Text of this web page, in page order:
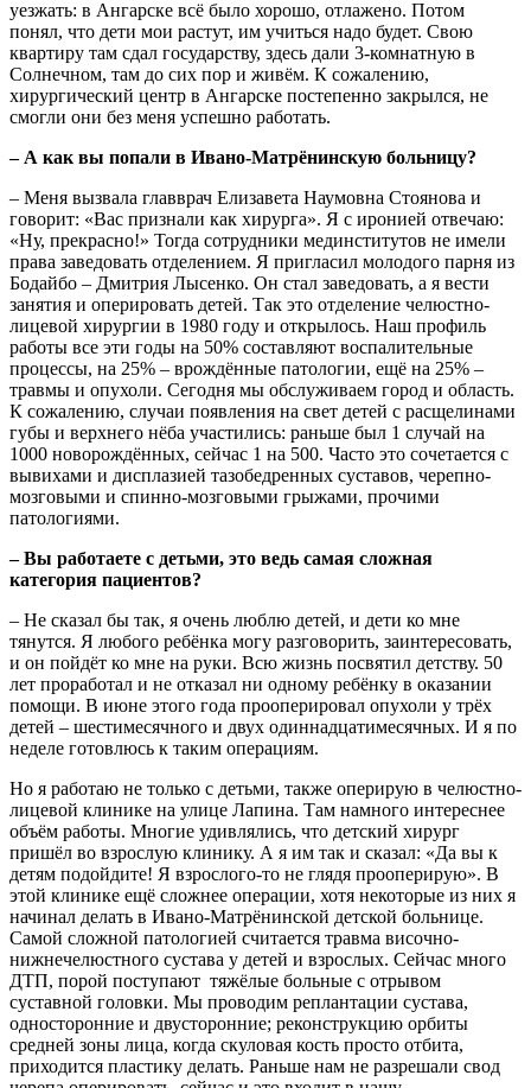
уезжать: в Ангарске всё было хорошо, отлажено. Потом
понял, что дети мои растут, им учиться надо будет. Свою
квартиру там сдал государству, здесь дали 3-комнатную в
Солнечном, там до сих пор и живём. К сожалению,
хирургический центр в Ангарске постепенно закрылся, не
смогли они без меня успешно работать.
– А как вы попали в Ивано-Матрёнинскую больницу?
– Меня вызвала главврач Елизавета Наумовна Стоянова и
говорит: «Вас признали как хирурга». Я с иронией отвечаю:
«Ну, прекрасно!» Тогда сотрудники мединститутов не имели
права заведовать отделением. Я пригласил молодого парня из
Бодайбо – Дмитрия Лысенко. Он стал заведовать, а я вести
занятия и оперировать детей. Так это отделение челюстно-
лицевой хирургии в 1980 году и открылось. Наш профиль
работы все эти годы на 50% составляют воспалительные
процессы, на 25% – врождённые патологии, ещё на 25% –
травмы и опухоли. Сегодня мы обслуживаем город и область.
К сожалению, случаи появления на свет детей с расщелинами
губы и верхнего нёба участились: раньше был 1 случай на
1000 новорождённых, сейчас 1 на 500. Часто это сочетается с
вывихами и дисплазией тазобедренных суставов, черепно-
мозговыми и спинно-мозговыми грыжами, прочими
патологиями.
– Вы работаете с детьми, это ведь самая сложная
категория пациентов?
– Не сказал бы так, я очень люблю детей, и дети ко мне
тянутся. Я любого ребёнка могу разговорить, заинтересовать,
и он пойдёт ко мне на руки. Всю жизнь посвятил дет­ству. 50
лет проработал и не отказал ни одному ребёнку в оказании
помощи. В июне этого года прооперировал опухоли у трёх
детей – шестимесячного и двух одиннадцатимесячных. И я по
неделе готовлюсь к таким операциям.
Но я работаю не только с детьми, также оперирую в челюстно-
лицевой клинике на улице Лапина. Там намного интереснее
объём работы. Многие удивлялись, что детский хирург
пришёл во взрослую клинику. А я им так и сказал: «Да вы к
детям подойдите! Я взрослого-то не глядя прооперирую». В
этой клинике ещё сложнее операции, хотя некоторые из них я
начинал делать в Ивано-Матрёнинской детской больнице.
Самой сложной патологией считается травма височно-
нижнечелюстного сустава у детей и взрослых. Сейчас много
ДТП, порой поступают тяжёлые больные с отрывом
суставной головки. Мы проводим реплантации сустава,
односторонние и двусторонние; реконструкцию орбиты
средней зоны лица, когда скуловая кость просто отбита,
приходится пластику делать. Раньше нам не разрешали свод